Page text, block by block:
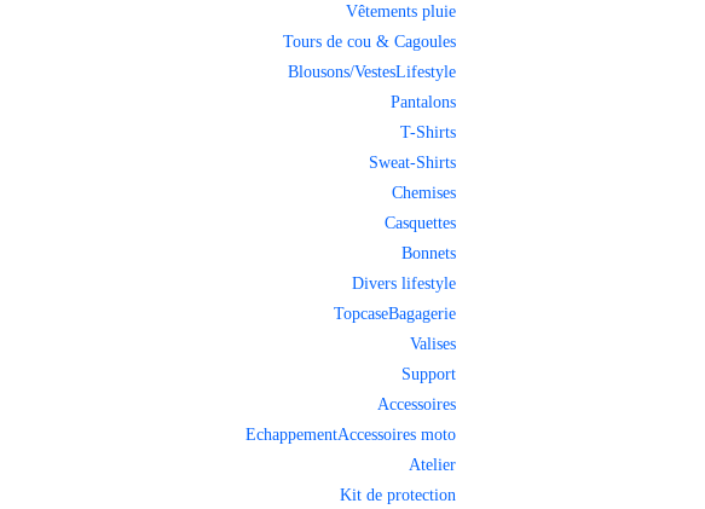
Vêtements pluie
Tours de cou & Cagoules
Lifestyle
Blousons/Vestes
Pantalons
T-Shirts
Sweat-Shirts
Chemises
Casquettes
Bonnets
Divers lifestyle
Bagagerie
Topcase
Valises
Support
Accessoires
Accessoires moto
Echappement
Atelier
Kit de protection